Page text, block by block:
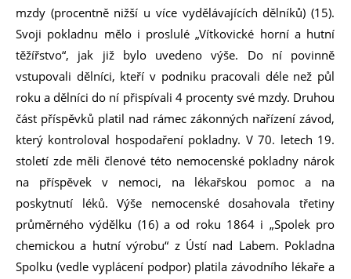
mzdy (procentně nižší u více vydělávajících dělníků) (15).
Svoji pokladnu mělo i proslulé „Vítkovické horní a hutní
těžířstvo“, jak již bylo uvedeno výše. Do ní povinně
vstupovali dělníci, kteří v podniku pracovali déle než půl
roku a dělníci do ní přispívali 4 procenty své mzdy. Druhou
část příspěvků platil nad rámec zákonných nařízení závod,
který kontroloval hospodaření pokladny. V 70. letech 19.
století zde měli členové této nemocenské pokladny nárok
na příspěvek v nemoci, na lékařskou pomoc a na
poskytnutí léků. Výše nemocenské dosahovala třetiny
průměrného výdělku (16) a od roku 1864 i „Spolek pro
chemickou a hutní výrobu“ z Ústí nad Labem. Pokladna
Spolku (vedle vyplácení podpor) platila závodního lékaře a